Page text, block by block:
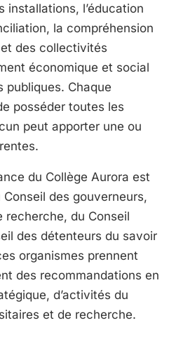
installations, l’éducation
la compréhension
des collectivités
économique et social
publiques. Chaque
posséder toutes les
peut apporter une ou
du Collège Aurora est
des gouverneurs,
recherche, du Conseil
des détenteurs du savoir
organismes prennent
des recommandations en
d’activités du
et de recherche.